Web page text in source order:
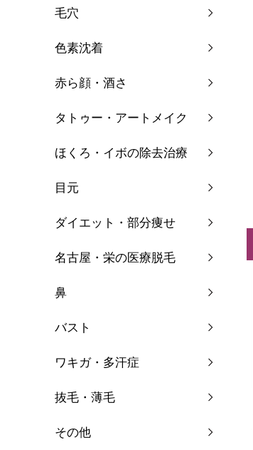
毛穴
色素沈着
赤ら顔・酒さ
タトゥー・アートメイク
ほくろ・イボの除去治療
目元
ダイエット・部分痩せ
名古屋・栄の医療脱毛
鼻
バスト
ワキガ・多汗症
抜毛・薄毛
その他